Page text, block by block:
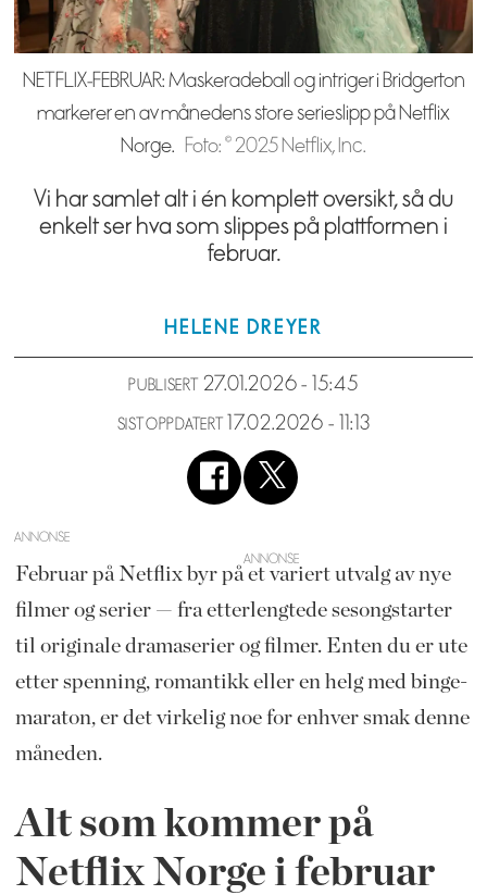
NETFLIX-FEBRUAR: Maskeradeball og intriger i Bridgerton
markerer en av månedens store serieslipp på Netflix
Norge. Foto: © 2025 Netflix, Inc.
Vi har samlet alt i én komplett oversikt, så du
enkelt ser hva som slippes på plattformen i
februar.
HELENE DREYER
PUBLISERT 27.01.2026 - 15:45
SIST OPPDATERT 17.02.2026 - 11:13
ANNONSE
Februar på Netflix byr på et variert utvalg av nye
filmer og serier — fra etterlengtede sesongstarter
til originale dramaserier og filmer. Enten du er ute
etter spenning, romantikk eller en helg med binge-
maraton, er det virkelig noe for enhver smak denne
måneden.
Alt som kommer på
Netflix Norge i februar